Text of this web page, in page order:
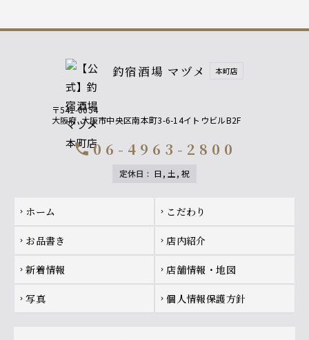
釣宿酒場 マヅメ 本町店
〒541-0054
大阪府 大阪市中央区南本町3-6-14イトウビルB2F
call06-4963-2800
定休日 : 日, 土, 祝
Footer navigation
chevron_right ホーム chevron_right こだわり
chevron_right お品書き chevron_right 店内紹介
chevron_right 新着情報 chevron_right 店舗情報・地図
chevron_right 写真 chevron_right 個人情報保護方針